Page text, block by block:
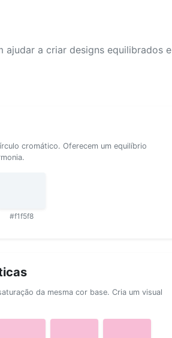
ajudar a criar designs equilibrados e
cromático. Oferecem um equilíbrio
#f1f5f8
da mesma cor base. Cria um visual